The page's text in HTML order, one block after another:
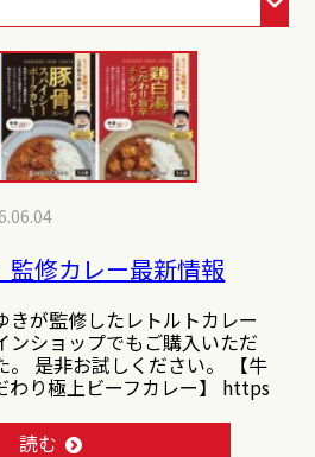
監修カレー最新情報
きが監修したレトルトカレー
ンショップでもご購入いただ
。 是非お試しください。 【牛
わり極上ビーフカレー】 https
読む